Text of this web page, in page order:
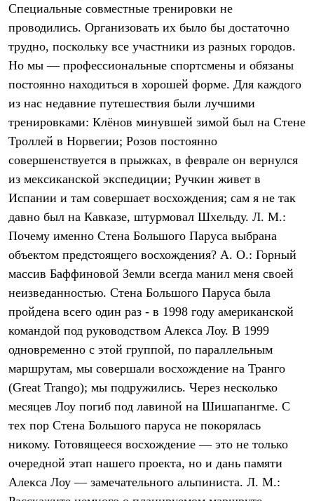
Коврики
Обувь
Сапоги
Ботинки
Мужская обувь
Кроссовки
Сапоги
Гамаши и бахилы
Гамаши
Бахилы
Чуни
Уход за обувью
Головные уборы
Шапки
Балаклавы и маски
Кепки и бейсболки
Повязки
Шарфы
Панамы
Перчатки и рукавицы
Перчатки
Носки
Полезные аксессуары
Ремни
Шевроны
Опушки
Термоковрики
Уход за одеждой
В Арктику
Коллекции
Специальные совместные тренировки не
проводились. Организовать их было бы достаточно
трудно, поскольку все участники из разных городов.
Но мы — профессиональные спортсмены и обязаны
постоянно находиться в хорошей форме. Для каждого
из нас недавние путешествия были лучшими
тренировками: Клёнов минувшей зимой был на Стене
Троллей в Норвегии; Розов постоянно
совершенствуется в прыжках, в феврале он вернулся
из мексиканской экспедиции; Ручкин живет в
Испании и там совершает восхождения; сам я не так
давно был на Кавказе, штурмовал Шхельду. Л. М.:
Почему именно Стена Большого Паруса выбрана
объектом предстоящего восхождения? А. О.: Горный
массив Баффиновой Земли всегда манил меня своей
неизведанностью. Стена Большого Паруса была
пройдена всего один раз - в 1998 году американской
командой под руководством Алекса Лоу. В 1999
одновременно с этой группой, по параллельным
маршрутам, мы совершали восхождение на Транго
(Great Trango); мы подружились. Через несколько
месяцев Лоу погиб под лавиной на Шишапангме. С
тех пор Стена Большого паруса не покорялась
никому. Готовящееся восхождение — это не только
очередной этап нашего проекта, но и дань памяти
Алекса Лоу — замечательного альпиниста. Л. М.: